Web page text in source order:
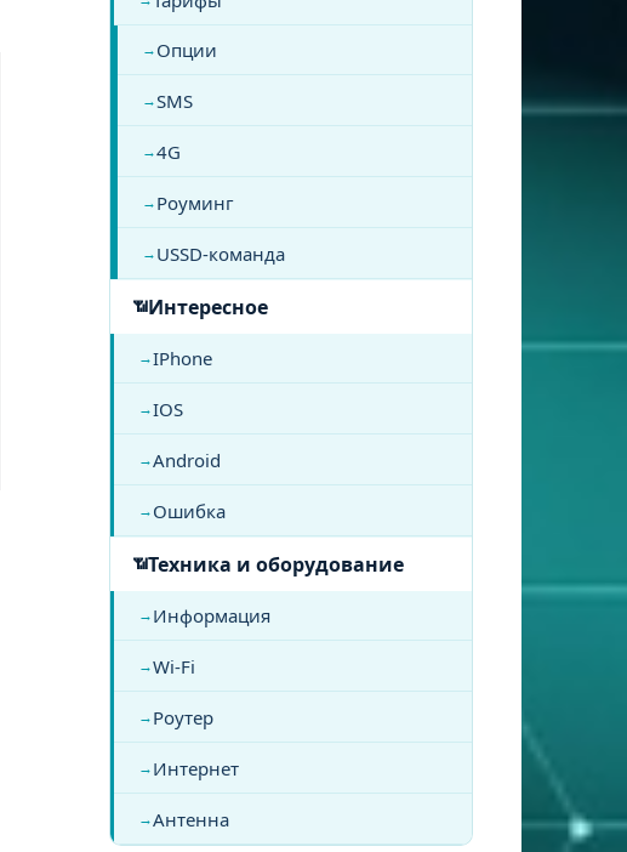
Опции
SMS
4G
Роуминг
USSD-команда
Интересное
IPhone
IOS
Android
Ошибка
Техника и оборудование
Информация
Wi-Fi
Роутер
Интернет
Антенна